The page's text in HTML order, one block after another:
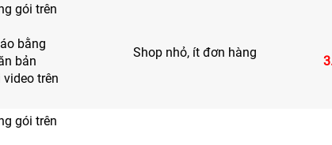
gói trên
bằng
bản
trên
Shop nhỏ, ít đơn hàng
gói trên